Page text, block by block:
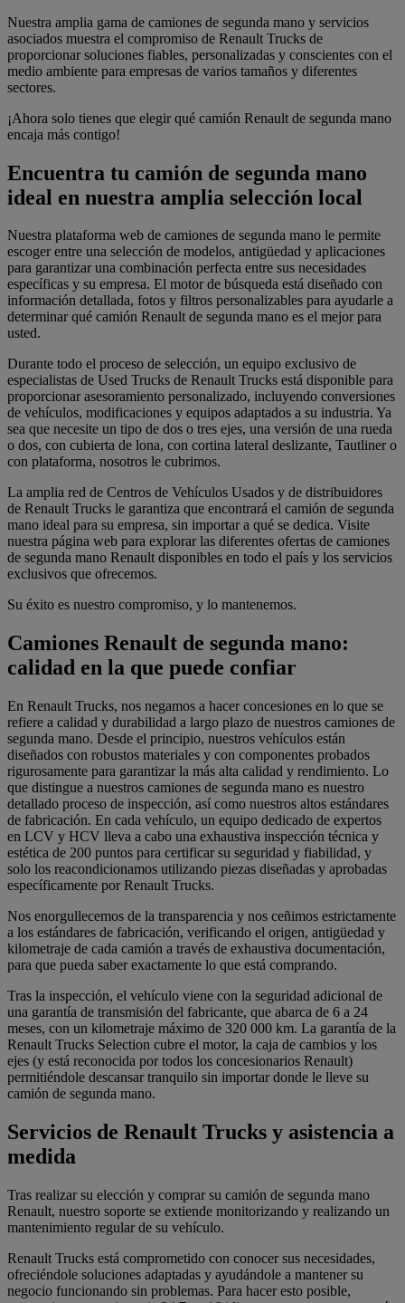
Nuestra amplia gama de camiones de segunda mano y servicios
asociados muestra el compromiso de Renault Trucks de
proporcionar soluciones fiables, personalizadas y conscientes con el
medio ambiente para empresas de varios tamaños y diferentes
sectores.
¡Ahora solo tienes que elegir qué camión Renault de segunda mano
encaja más contigo!
Encuentra tu camión de segunda mano
ideal en nuestra amplia selección local
Nuestra plataforma web de camiones de segunda mano le permite
escoger entre una selección de modelos, antigüedad y aplicaciones
para garantizar una combinación perfecta entre sus necesidades
específicas y su empresa. El motor de búsqueda está diseñado con
información detallada, fotos y filtros personalizables para ayudarle a
determinar qué camión Renault de segunda mano es el mejor para
usted.
Durante todo el proceso de selección, un equipo exclusivo de
especialistas de Used Trucks de Renault Trucks está disponible para
proporcionar asesoramiento personalizado, incluyendo conversiones
de vehículos, modificaciones y equipos adaptados a su industria. Ya
sea que necesite un tipo de dos o tres ejes, una versión de una rueda
o dos, con cubierta de lona, con cortina lateral deslizante, Tautliner o
con plataforma, nosotros le cubrimos.
La amplia red de Centros de Vehículos Usados y de distribuidores
de Renault Trucks le garantiza que encontrará el camión de segunda
mano ideal para su empresa, sin importar a qué se dedica. Visite
nuestra página web para explorar las diferentes ofertas de camiones
de segunda mano Renault disponibles en todo el país y los servicios
exclusivos que ofrecemos.
Su éxito es nuestro compromiso, y lo mantenemos.
Camiones Renault de segunda mano:
calidad en la que puede confiar
En Renault Trucks, nos negamos a hacer concesiones en lo que se
refiere a calidad y durabilidad a largo plazo de nuestros camiones de
segunda mano. Desde el principio, nuestros vehículos están
diseñados con robustos materiales y con componentes probados
rigurosamente para garantizar la más alta calidad y rendimiento. Lo
que distingue a nuestros camiones de segunda mano es nuestro
detallado proceso de inspección, así como nuestros altos estándares
de fabricación. En cada vehículo, un equipo dedicado de expertos
en LCV y HCV lleva a cabo una exhaustiva inspección técnica y
estética de 200 puntos para certificar su seguridad y fiabilidad, y
solo los reacondicionamos utilizando piezas diseñadas y aprobadas
específicamente por Renault Trucks.
Nos enorgullecemos de la transparencia y nos ceñimos estrictamente
a los estándares de fabricación, verificando el origen, antigüedad y
kilometraje de cada camión a través de exhaustiva documentación,
para que pueda saber exactamente lo que está comprando.
Tras la inspección, el vehículo viene con la seguridad adicional de
una garantía de transmisión del fabricante, que abarca de 6 a 24
meses, con un kilometraje máximo de 320 000 km. La garantía de la
Renault Trucks Selection cubre el motor, la caja de cambios y los
ejes (y está reconocida por todos los concesionarios Renault)
permitiéndole descansar tranquilo sin importar donde le lleve su
camión de segunda mano.
Servicios de Renault Trucks y asistencia a
medida
Tras realizar su elección y comprar su camión de segunda mano
Renault, nuestro soporte se extiende monitorizando y realizando un
mantenimiento regular de su vehículo.
Renault Trucks está comprometido con conocer sus necesidades,
ofreciéndole soluciones adaptadas y ayudándole a mantener su
negocio funcionando sin problemas. Para hacer esto posible,